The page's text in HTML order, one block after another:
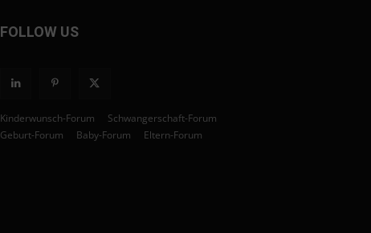
FOLLOW US
Kinderwunsch-Forum
Schwangerschaft-Forum
Geburt-Forum
Baby-Forum Eltern-Forum